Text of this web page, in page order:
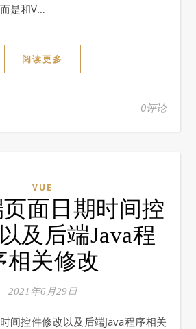
是和V…
阅读更多
0评论
VUE
面日期时间控
及后端Java程
相关修改
2021年6月29日